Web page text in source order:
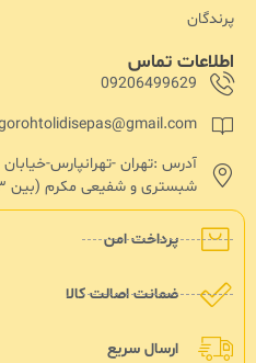
پرداخت امن
ضمانت اصالت کالا
ارسال سریع
اطلاعات تماس
09206499629
gorohtolidisepas@gmail.com
شبستری و شفیعی مکرم (بین ۱۳۳ و۱۳۵)پلاک ۱۸۲
پرندگان